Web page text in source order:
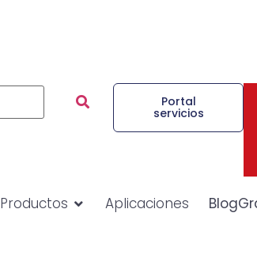
Portal
servicios
Productos Aplicaciones